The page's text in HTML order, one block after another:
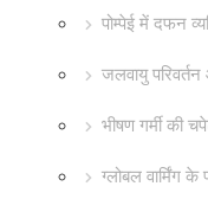
पोम्पेई में दफन
जलवायु
भीषण गर्मी की
ग्लोबल वार्मिंग